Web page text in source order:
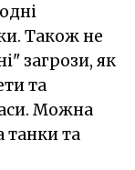
Також не
загрози, як
та
Можна
танки та